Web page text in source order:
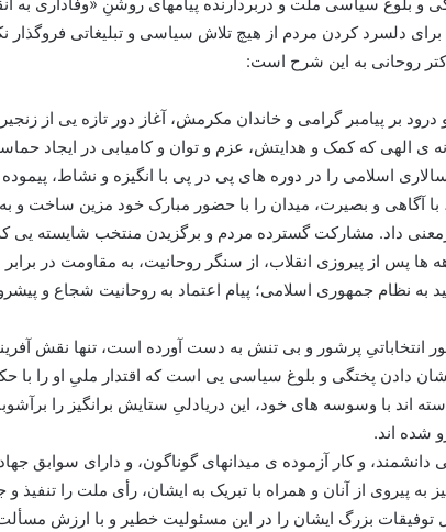
دلسرد کردن مردم از هیچ تلاش سیاسی و تبلیغاتی فروگذار
روحانی به اين شرح است:
درود بر پیامبر گرامی و خاندان مکرمش، آغاز دور تازه یی از
ی الهی که کمک و هدایتش، عزم و توان و کامیابی در ایجاد
اسلامی را در دوره های پی در پی با انگیزه و نشاط،
با آگاهی و بصیرت، میدان را با حضور مبارک خود مزین ساخت و
داد. مشارکت گسترده مردم و برگزیدن منتخب شایسته
ها پس از پیروزی انقلاب، از سنگر روحانیت، به مقاومت در
به نظام جمهوری اسلامی؛ پیام اعتماد به روحانیت شجاع و
انتخاباتیِ پرشور و بی تنش به دست آورده است، تنها نقش
دادن پختگی و بلوغ سیاسی یی است که اقتدار ملیِ او را با
اند با وسوسه های خود، این دریادلیِ ستایش برانگیز را
شده اند.
و کار آزموده ی میدانهای گوناگون، و دارای سوابق
به پیروی از آنان و همراه با تبریک به ایشان، رأی ملت را
توفیقات بزرگ ایشان را در این مسئولیت خطیر و با ارزش